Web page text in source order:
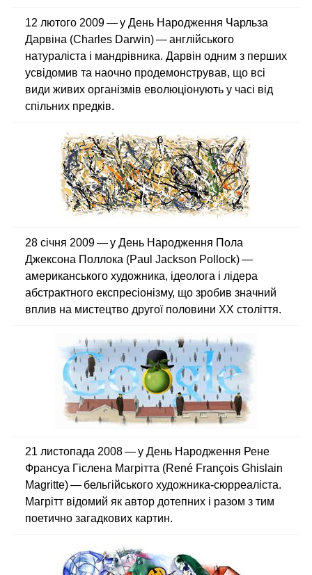
12 лютого 2009 — у День Народження Чарльза
Дарвіна (Charles Darwin) — англійського
натураліста і мандрівника. Дарвін одним з перших
усвідомив та наочно продемонстрував, що всі
види живих організмів еволюціонують у часі від
спільних предків.
28 січня 2009 — у День Народження Пола
Джексона Поллока (Paul Jackson Pollock) —
американського художника, ідеолога і лідера
абстрактного експресіонізму, що зробив значний
вплив на мистецтво другої половини XX століття.
21 листопада 2008 — у День Народження Рене
Франсуа Гіслена Магрітта (René François Ghislain
Magritte) — бельгійського художника-сюрреаліста.
Магрітт відомий як автор дотепних і разом з тим
поетично загадкових картин.